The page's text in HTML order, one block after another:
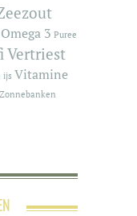
Omega 3 Puree
Vertriest
ijs Vitamine
Zonnebanken